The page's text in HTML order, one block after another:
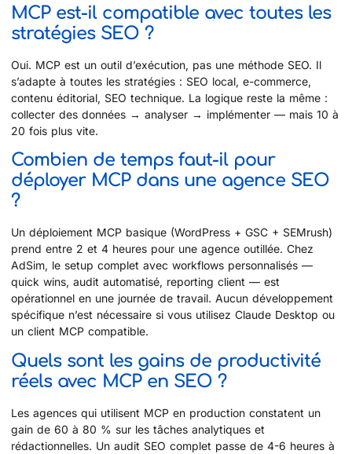
MCP est-il compatible avec toutes les
stratégies SEO ?
Oui. MCP est un outil d’exécution, pas une méthode SEO. Il
s’adapte à toutes les stratégies : SEO local, e-commerce,
contenu éditorial, SEO technique. La logique reste la même :
collecter des données → analyser → implémenter — mais 10 à
20 fois plus vite.
Combien de temps faut-il pour
déployer MCP dans une agence SEO
?
Un déploiement MCP basique (WordPress + GSC + SEMrush)
prend entre 2 et 4 heures pour une agence outillée. Chez
AdSim, le setup complet avec workflows personnalisés —
quick wins, audit automatisé, reporting client — est
opérationnel en une journée de travail. Aucun développement
spécifique n’est nécessaire si vous utilisez Claude Desktop ou
un client MCP compatible.
Quels sont les gains de productivité
réels avec MCP en SEO ?
Les agences qui utilisent MCP en production constatent un
gain de 60 à 80 % sur les tâches analytiques et
rédactionnelles. Un audit SEO complet passe de 4-6 heures à